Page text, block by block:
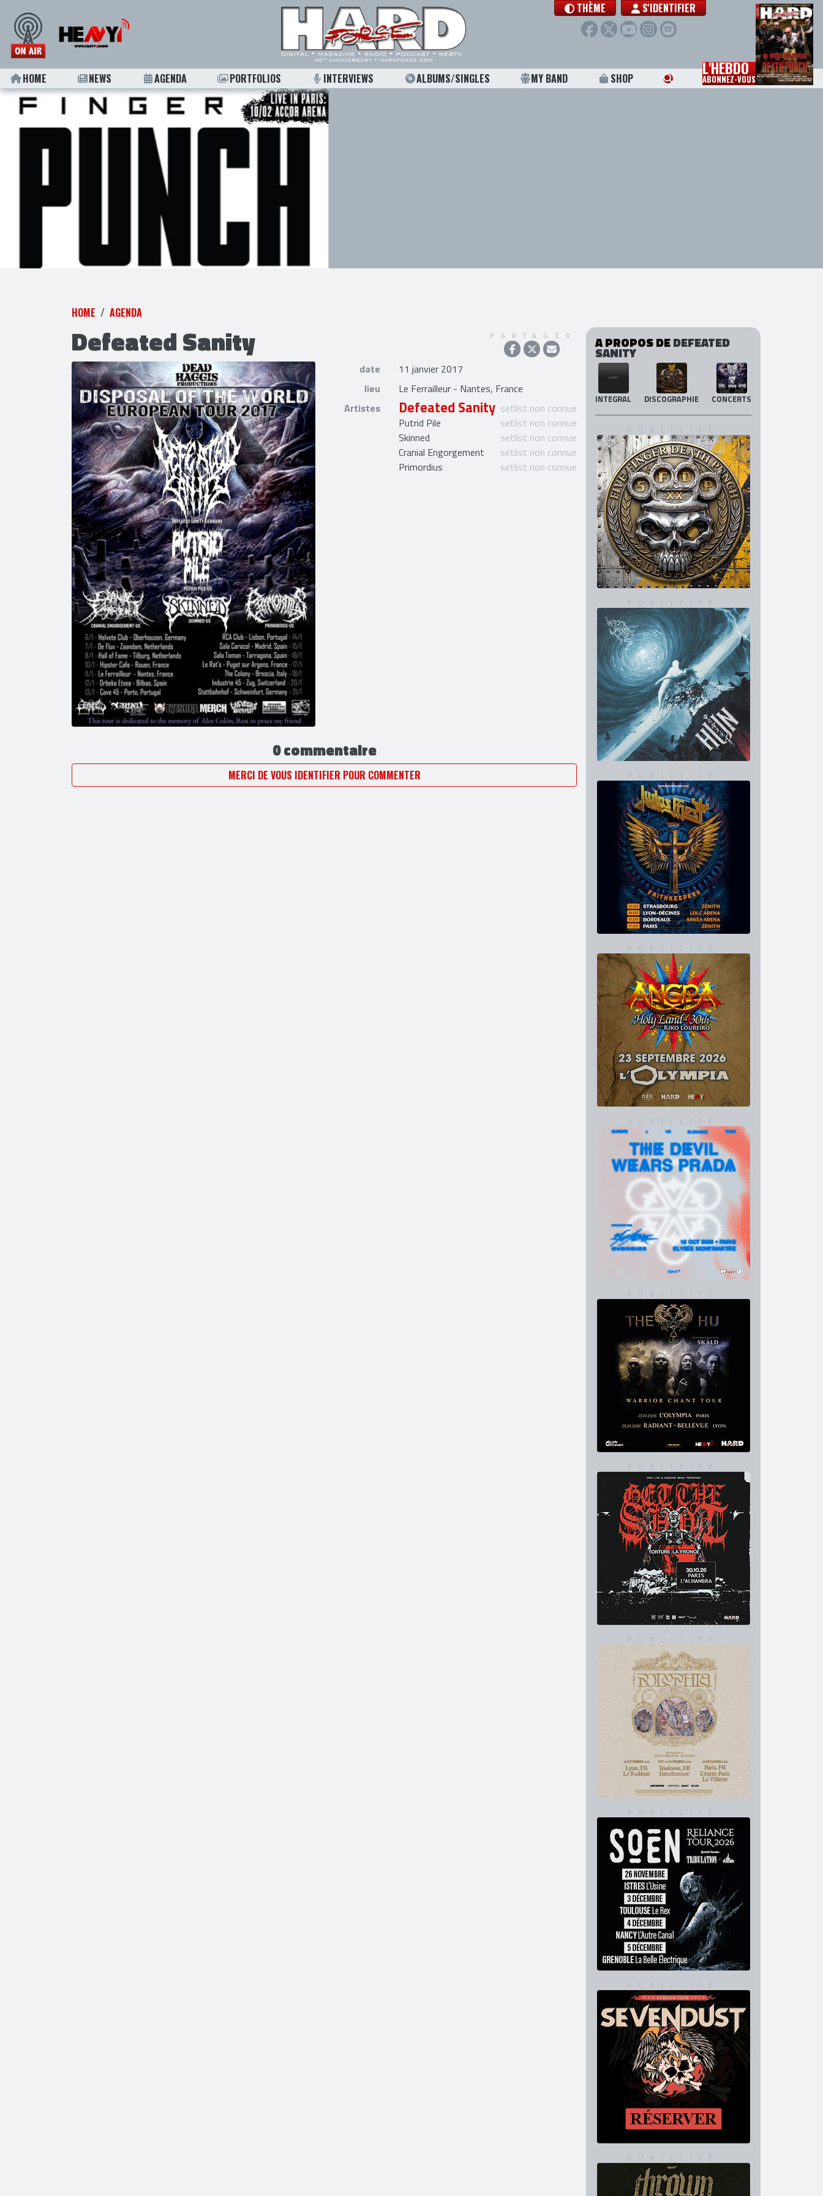
THÈME S'IDENTIFIER
HOME NEWS AGENDA PORTFOLIOS INTERVIEWS ALBUMS/SINGLES MY BAND SHOP L'HEBDO
ABONNEZ-VOUS
HOME AGENDA
Defeated Sanity PARTAGER
date
11 janvier 2017
lieu
Le Ferrailleur - Nantes, France
Artistes
Defeated Sanity setlist non connue
Putrid Pile
setlist non connue
Skinned
setlist non connue
Cranial Engorgement
setlist non connue
Primordius
setlist non connue
0 commentaire
MERCI DE VOUS IDENTIFIER POUR COMMENTER
A PROPOS DEDEFEATED
SANITY
INTEGRAL DISCOGRAPHIE CONCERTS